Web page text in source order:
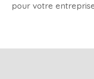
pour votre